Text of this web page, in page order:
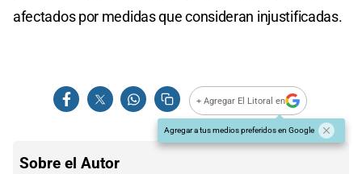
afectados por medidas que consideran injustificadas.
+ Agregar El Litoral en
Agregar a tus medios preferidos en Google
Sobre el Autor